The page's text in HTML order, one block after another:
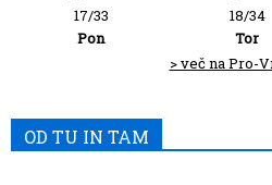
17/33
Pon
18/34
Tor
> več na Pro-
OD TU IN TAM